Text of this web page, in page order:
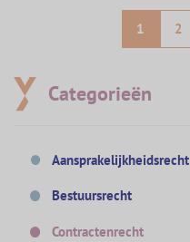
1 2
Categorieën
Aansprakelijkheidsrecht
Bestuursrecht
Contractenrecht